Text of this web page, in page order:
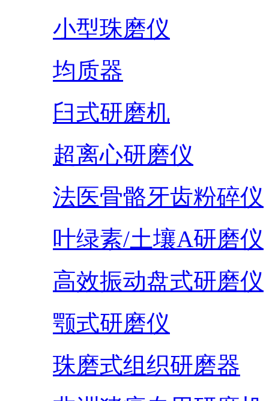
小型珠磨仪
均质器
臼式研磨机
超离心研磨仪
法医骨骼牙齿粉碎仪
叶绿素/土壤A研磨仪
高效振动盘式研磨仪
颚式研磨仪
珠磨式组织研磨器